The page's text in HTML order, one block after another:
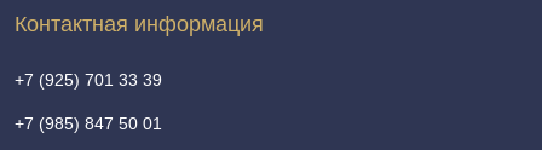
Контактная информация
+7 (925) 701 33 39
+7 (985) 847 50 01